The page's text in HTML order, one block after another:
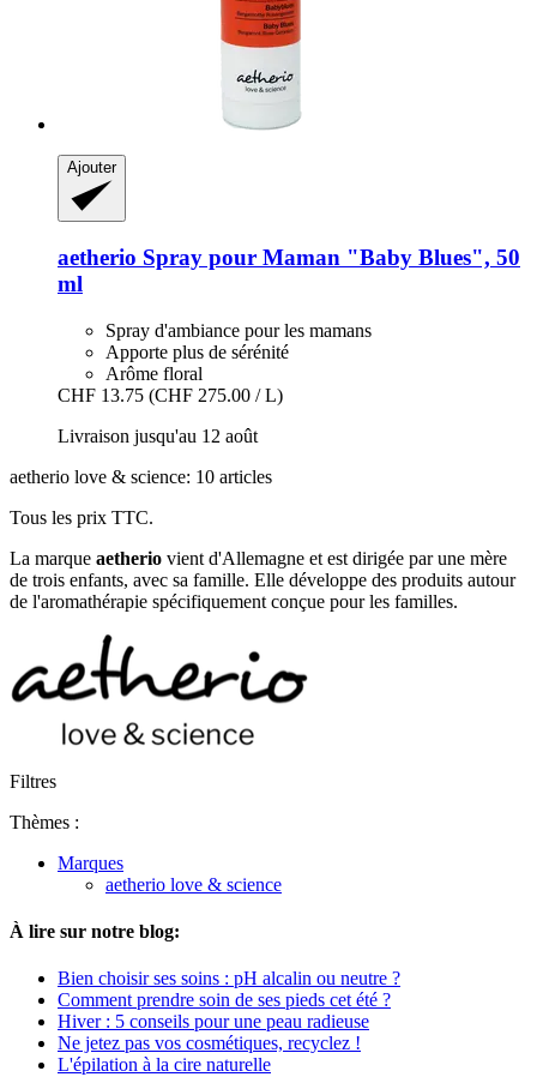
Ajouter
aetherio Spray pour Maman "Baby Blues", 50
ml
Spray d'ambiance pour les mamans
Apporte plus de sérénité
Arôme floral
CHF 13.75 (CHF 275.00 / L)
Livraison jusqu'au 12 août
aetherio love & science: 10 articles
Tous les prix TTC.
La marque aetherio vient d'Allemagne et est dirigée par une mère
de trois enfants, avec sa famille. Elle développe des produits autour
de l'aromathérapie spécifiquement conçue pour les familles.
Filtres
Thèmes :
Marques
aetherio love & science
À lire sur notre blog:
Bien choisir ses soins : pH alcalin ou neutre ?
Comment prendre soin de ses pieds cet été ?
Hiver : 5 conseils pour une peau radieuse
Ne jetez pas vos cosmétiques, recyclez !
L'épilation à la cire naturelle